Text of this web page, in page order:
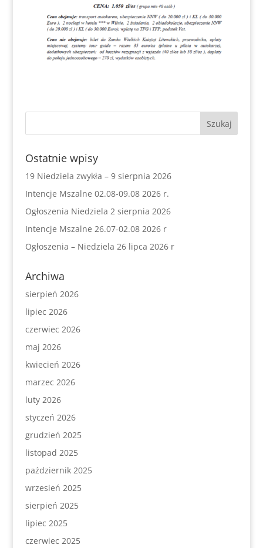
Ostatnie wpisy
19 Niedziela zwykła – 9 sierpnia 2026
Intencje Mszalne 02.08-09.08 2026 r.
Ogłoszenia Niedziela 2 sierpnia 2026
Intencje Mszalne 26.07-02.08 2026 r
Ogłoszenia – Niedziela 26 lipca 2026 r
Archiwa
sierpień 2026
lipiec 2026
czerwiec 2026
maj 2026
kwiecień 2026
marzec 2026
luty 2026
styczeń 2026
grudzień 2025
listopad 2025
październik 2025
wrzesień 2025
sierpień 2025
lipiec 2025
czerwiec 2025